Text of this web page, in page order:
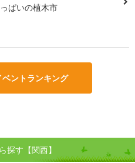
ぱいの植木市
ントランキング
探す【関西】